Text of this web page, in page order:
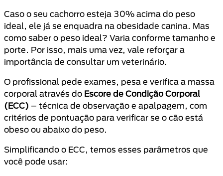
Caso o seu cachorro esteja 30% acima do peso
ideal, ele já se enquadra na obesidade canina. Mas
como saber o peso ideal? Varia conforme tamanho e
porte. Por isso, mais uma vez, vale reforçar a
importância de consultar um veterinário.
O profissional pede exames, pesa e verifica a massa
corporal através do Escore de Condição Corporal
(ECC) – técnica de observação e apalpagem, com
critérios de pontuação para verificar se o cão está
obeso ou abaixo do peso.
Simplificando o ECC, temos esses parâmetros que
você pode usar: